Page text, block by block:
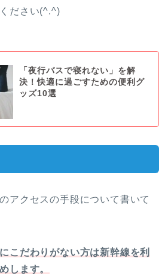
ださい(^.^)
「夜行バスで寝れない」を解
決！快適に過ごすための便利グ
ッズ10選
アクセスの手段について書いて
こだわりがない方は新幹線を利
します。